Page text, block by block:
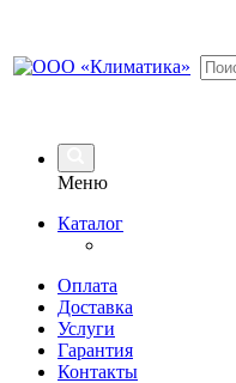
Меню
Каталог
Оплата
Доставка
Услуги
Гарантия
Контакты